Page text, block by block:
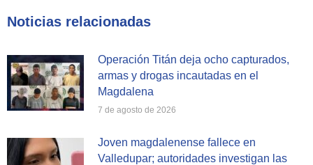
Noticias relacionadas
Operación Titán deja ocho capturados,
armas y drogas incautadas en el
Magdalena
7 de agosto de 2026
Joven magdalenense fallece en
Valledupar; autoridades investigan las